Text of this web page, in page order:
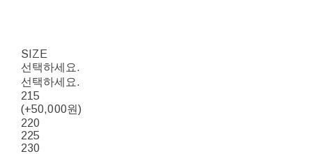
SIZE
선택하세요.
선택하세요.
215
(+50,000원)
220
225
230